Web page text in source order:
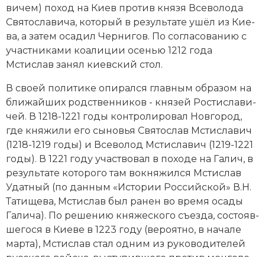
ви­чем) по­ход на Ки­ев про­тив князя Все­во­ло­да
Свя­то­сла­ви­ча, ко­то­рый в ре­зуль­та­те ушёл из Кие­
ва, а за­тем оса­дил Чер­ни­гов. По со­гла­со­ва­нию с
уча­ст­ни­ка­ми коа­ли­ции осе­нью 1212 года
Мстислав за­нял ки­ев­ский стол.
В сво­ей по­ли­ти­ке опи­рал­ся главным образом на
бли­жай­ших род­ст­вен­ни­ков - кня­зей Рос­ти­сла­ви­
чей. В 1218-1221 годы кон­тро­ли­ро­вал Нов­го­род ,
где кня­жи­ли его сы­но­вья Свя­то­слав Мсти­сла­вич
(1218-1219 годы) и Все­во­лод Мсти­сла­вич (1219-1221
годы). В 1221 году уча­ст­во­вал в по­хо­де на Га­лич, в
ре­зуль­та­те ко­то­ро­го там во­кня­жил­ся Мсти­слав
Удат­ный (по дан­ным «Ис­то­рии Рос­сий­ской» В.Н.
Та­ти­ще­ва, Мстислав был ра­нен во вре­мя оса­ды
Га­ли­ча). По ре­ше­нию кня­же­ско­го съез­да, со­сто­яв­
ше­го­ся в Кие­ве в 1223 году (ве­ро­ят­но, в на­ча­ле
мар­та), Мстислав стал од­ним из ру­ко­во­ди­те­лей